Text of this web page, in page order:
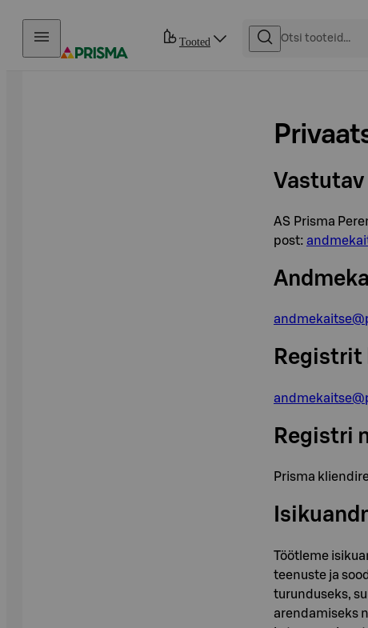
Otse sisu juurde
Tooted
AS Prisma
post:
Registrit
Registri
Prisma
Töötleme
teenuste ja
turunduseks,
arendamiseks